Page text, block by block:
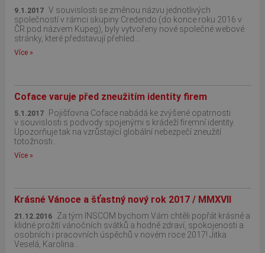
9.1.2017 V souvislosti se změnou názvu jednotlivých
společností v rámci skupiny Credendo (do konce roku 2016 v
ČR pod názvem Kupeg), byly vytvořeny nové společné webové
stránky, které představují přehled...
Více »
Coface varuje před zneužitím identity firem
5.1.2017
Pojišťovna Coface nabádá ke zvýšené opatrnosti
v souvislosti s podvody spojenými s krádeží firemní identity.
Upozorňuje tak na vzrůstající globální nebezpečí zneužití
totožnosti...
Více »
Krásné Vánoce a šťastný nový rok 2017 / MMXVII
21.12.2016
Za tým INSCOM bychom Vám chtěli popřát krásné a
klidné prožití vánočních svátků a hodně zdraví, spokojenosti a
osobních i pracovních úspěchů v novém roce 2017! Jitka
Veselá, Karolina...